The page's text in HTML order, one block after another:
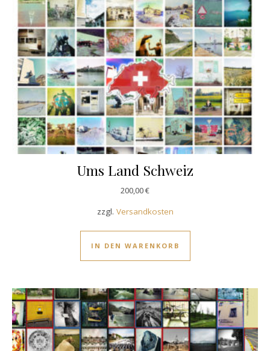
Ums Land Schweiz
200,00€
zzgl. Versandkosten
IN DEN WARENKORB